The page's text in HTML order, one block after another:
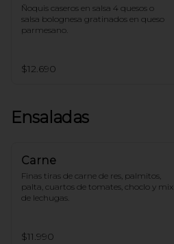
Ñoquis caseros en salsa 4 quesos o
salsa bolognesa gratinados en queso
parmesano.
$12.690
Ensaladas
Carne
Finas tiras de carne de res, palmitos,
palta, cuartos de tomates, choclo y mix
de lechugas.
$11.990